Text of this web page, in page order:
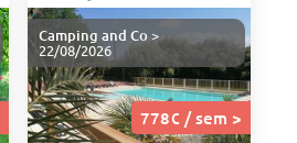
778€ / sem >
Camping and Co >
22/08/2026